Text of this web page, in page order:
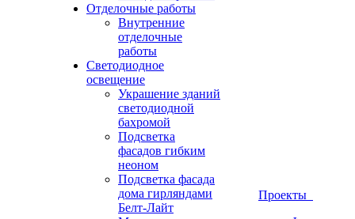
Отделочные работы
Внутренние
отделочные
работы
Светодиодное
освещение
Украшение зданий
светодиодной
бахромой
Подсветка
фасадов гибким
неоном
Подсветка фасада
дома гирляндами
Белт-Лайт
Проекты